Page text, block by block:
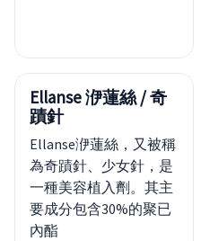
Ellanse 洢蓮絲 / 奇
蹟針
Ellanse洢蓮絲，又被稱
為奇蹟針、少女針，是
一種美容植入劑。其主
要成分包含30%的聚已
內酯